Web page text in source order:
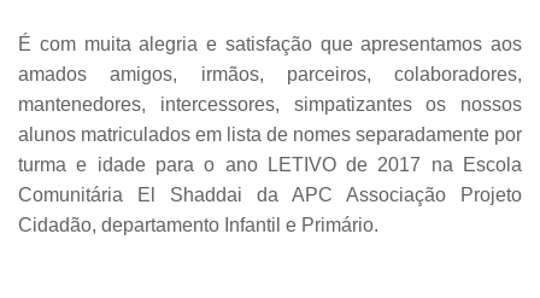
É com muita alegria e satisfação que apresentamos aos
amados amigos, irmãos, parceiros, colaboradores,
mantenedores, intercessores, simpatizantes os nossos
alunos matriculados em lista de nomes separadamente por
turma e idade para o ano LETIVO de 2017 na Escola
Comunitária El Shaddai da APC Associação Projeto
Cidadão, departamento Infantil e Primário.